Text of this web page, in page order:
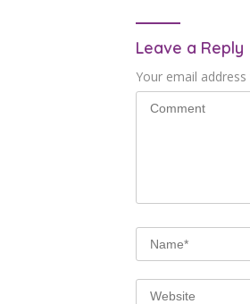
Leave a Reply
Your email